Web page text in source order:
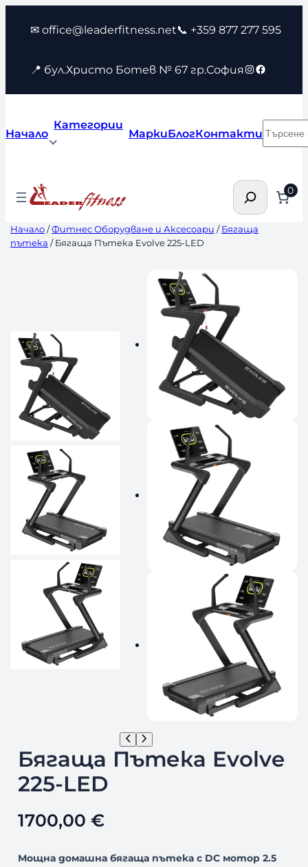
съдържанието
✉ office@leaderfitness.net📞 +359 877 277 595
📍 бул.Христо Ботев № 67 гр.София Instagram
Facebook
Начало
Категории
МаркиБлогКонтакти
Търсене 0
Начало/Фитнес Оборудване и Аксесоари /Бягаща
пътека / Бягаща Пътека Evolve 225-LED
Бягаща Пътека Evolve
225-LED
1700,00 €
Мощна домашна бягаща пътека с DC мотор 2.5